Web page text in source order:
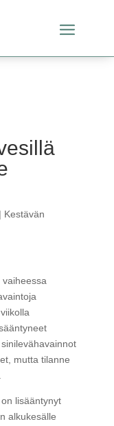
Kestävän
vaiheessa
mutta tilanne
lisääntynyt
alkukesälle